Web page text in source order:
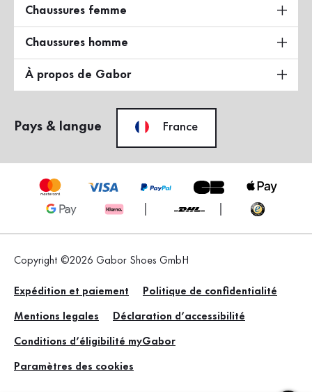
Chaussures femme
Chaussures homme
À propos de Gabor
Pays & langue France
Copyright ©2026 Gabor Shoes GmbH
Expédition et paiement Politique de confidentialité
Mentions legales Déclaration d’accessibilité
Conditions d’éligibilité myGabor
Paramètres des cookies